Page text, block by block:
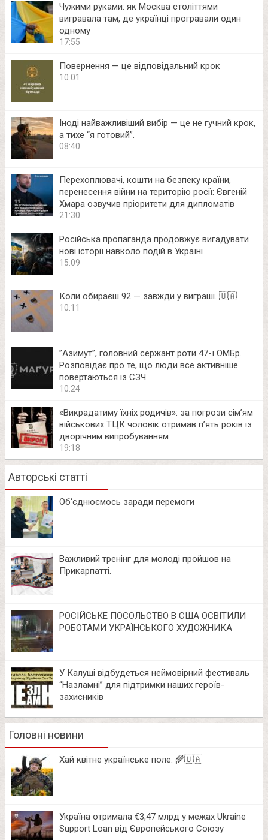
Чужими руками: як Москва століттями
вигравала там, де українці програвали один
одному
17:55
Повернення — це відповідальний крок
10:01
Іноді найважливіший вибір — це не гучний крок,
а тихе “я готовий”.
08:40
Перехоплювачі, кошти на безпеку країни,
перенесення війни на територію росії: Євгеній
Хмара озвучив пріоритети для дипломатів
21:30
Російська пропаганда продовжує вигадувати
нові історії навколо подій в Україні
15:09
Коли обираєш 92 — завжди у виграші. 🇺🇦
10:11
⁨”Азимут”, головний сержант роти 47-ї ОМБр.
Розповідає про те, що люди все активніше
повертаються із СЗЧ.
10:24
«Викрадатиму їхніх родичів»: за погрози сім’ям
військових ТЦК чоловік отримав п’ять років із
дворічним випробуванням
19:18
Авторські статті
Об‘єднюємось заради перемоги
Важливий тренінг для молоді пройшов на
Прикарпатті.
РОСІЙСЬКЕ ПОСОЛЬСТВО В США ОСВІТИЛИ
РОБОТАМИ УКРАЇНСЬКОГО ХУДОЖНИКА
У Калуші відбудеться неймовірний фестиваль
“Назламні” для підтримки наших героїв-
захисників
Головні новини
Хай квітне українське поле. 🌾🇺🇦
Україна отримала €3,47 млрд у межах Ukraine
Support Loan від Європейського Союзу